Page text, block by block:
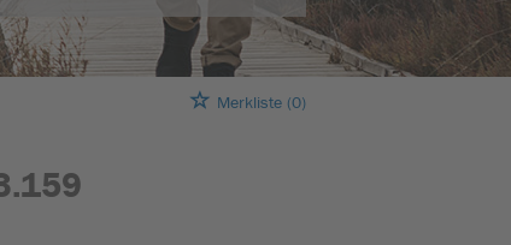
Merkliste (0)